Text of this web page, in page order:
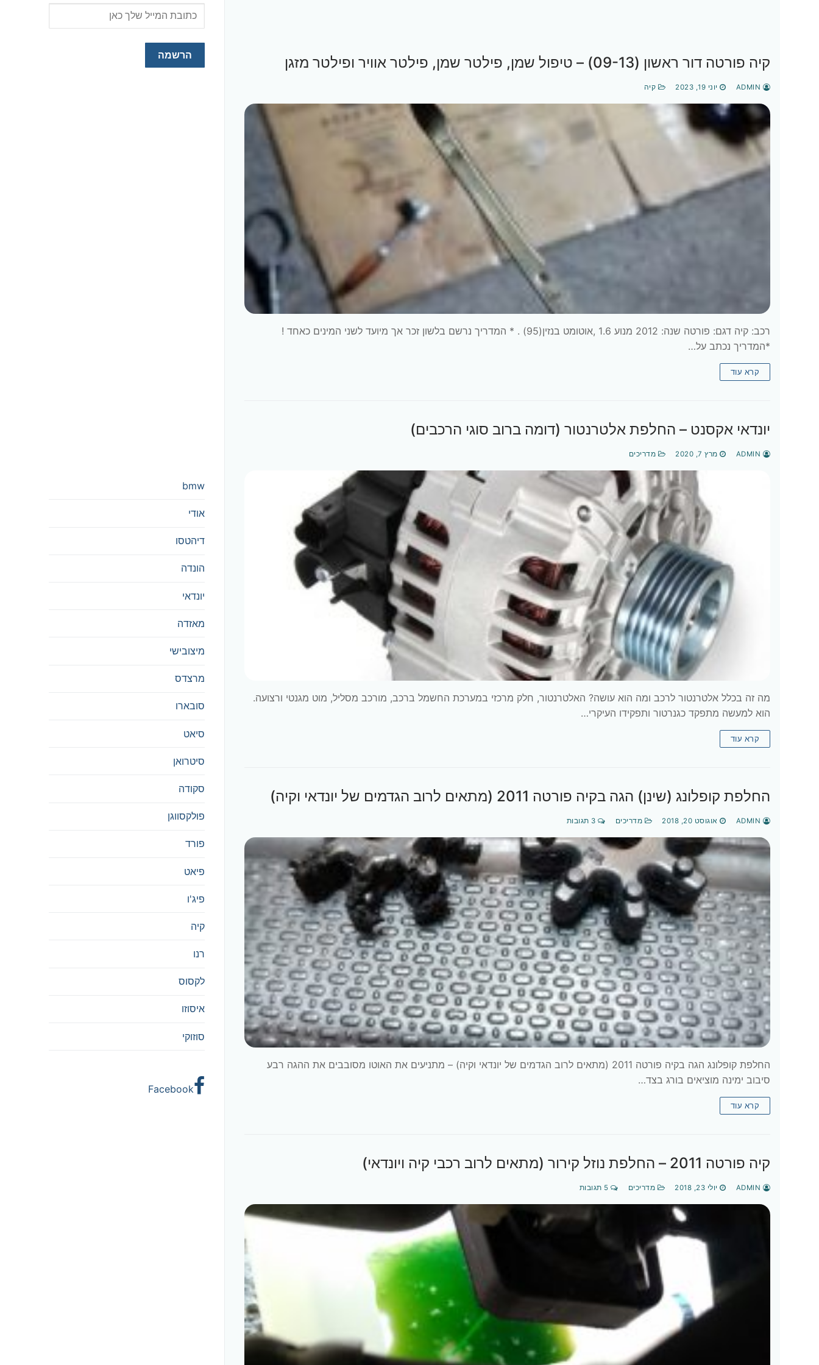
קיה פורטה דור ראשון (09-13) – טיפול שמן, פילטר שמן, פילטר אוויר ופילטר מזגן
יוני 19, 2023 קיה
רכב: קיה דגם: פורטה שנה: 2012 מנוע 1.6 ,אוטומט בנזין(95) . * המדריך נרשם בלשון זכר אך מיועד לשני המינים כאחד !
*המדריך נכתב על…
קרא עוד
יונדאי אקסנט – החלפת אלטרנטור (דומה ברוב סוגי הרכבים)
מרץ 7, 2020 מדריכים
מה זה בכלל אלטרנטור לרכב ומה הוא עושה? האלטרנטור, חלק מרכזי במערכת החשמל ברכב, מורכב מסליל, מוט מגנטי ורצועה.
הוא למעשה מתפקד כגנרטור ותפקידו העיקרי…
קרא עוד
החלפת קופלונג (שינן) הגה בקיה פורטה 2011 (מתאים לרוב הגדמים של יונדאי וקיה)
אוגוסט 20, 2018 מדריכים
החלפת קופלונג הגה בקיה פורטה 2011 (מתאים לרוב הגדמים של יונדאי וקיה) – מתניעים את האוטו מסובבים את ההגה רבע
סיבוב ימינה מוציאים בורג בצד…
קרא עוד
קיה פורטה 2011 – החלפת נוזל קירור (מתאים לרוב רכבי קיה ויונדאי)
יולי 23, 2018 מדריכים
bmw
אודי
דיהטסו
הונדה
יונדאי
מאזדה
מיצובישי
מרצדס
סובארו
סיאט
סיטרואן
סקודה
פולקסווגן
פורד
פיאט
פיג'ו
קיה
רנו
לקסוס
איסוזו
סוזוקי
Facebook